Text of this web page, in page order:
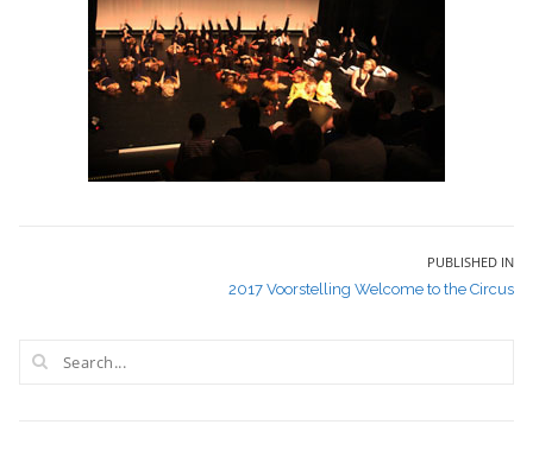
PUBLISHED IN
2017 Voorstelling Welcome to the Circus